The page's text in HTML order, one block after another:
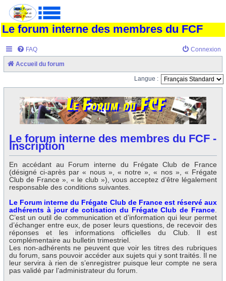
Le forum interne des membres du FCF
FAQ Connexion
Accueil du forum
Langue :
Le forum interne des membres du FCF -
Inscription
En accédant au Forum interne du Frégate Club de France
(désigné ci-après par « nous », « notre », « nos », « Frégate
Club de France », « le club »), vous acceptez d’être légalement
responsable des conditions suivantes.
Le Forum interne du Frégate Club de France est réservé aux
adhérents à jour de cotisation du Frégate Club de France
C’est un outil de communication et d’information qui leur permet
d’échanger entre eux, de poser leurs questions, de recevoir des
réponses et les informations officielles du Club. Il est
complémentaire au bulletin trimestriel.
Les non-adhérents ne peuvent que voir les titres des rubriques
du forum, sans pouvoir accéder aux sujets qui y sont traités. Il ne
leur servira à rien de s’enregistrer puisque leur compte ne sera
pas validé par l’administrateur du forum.